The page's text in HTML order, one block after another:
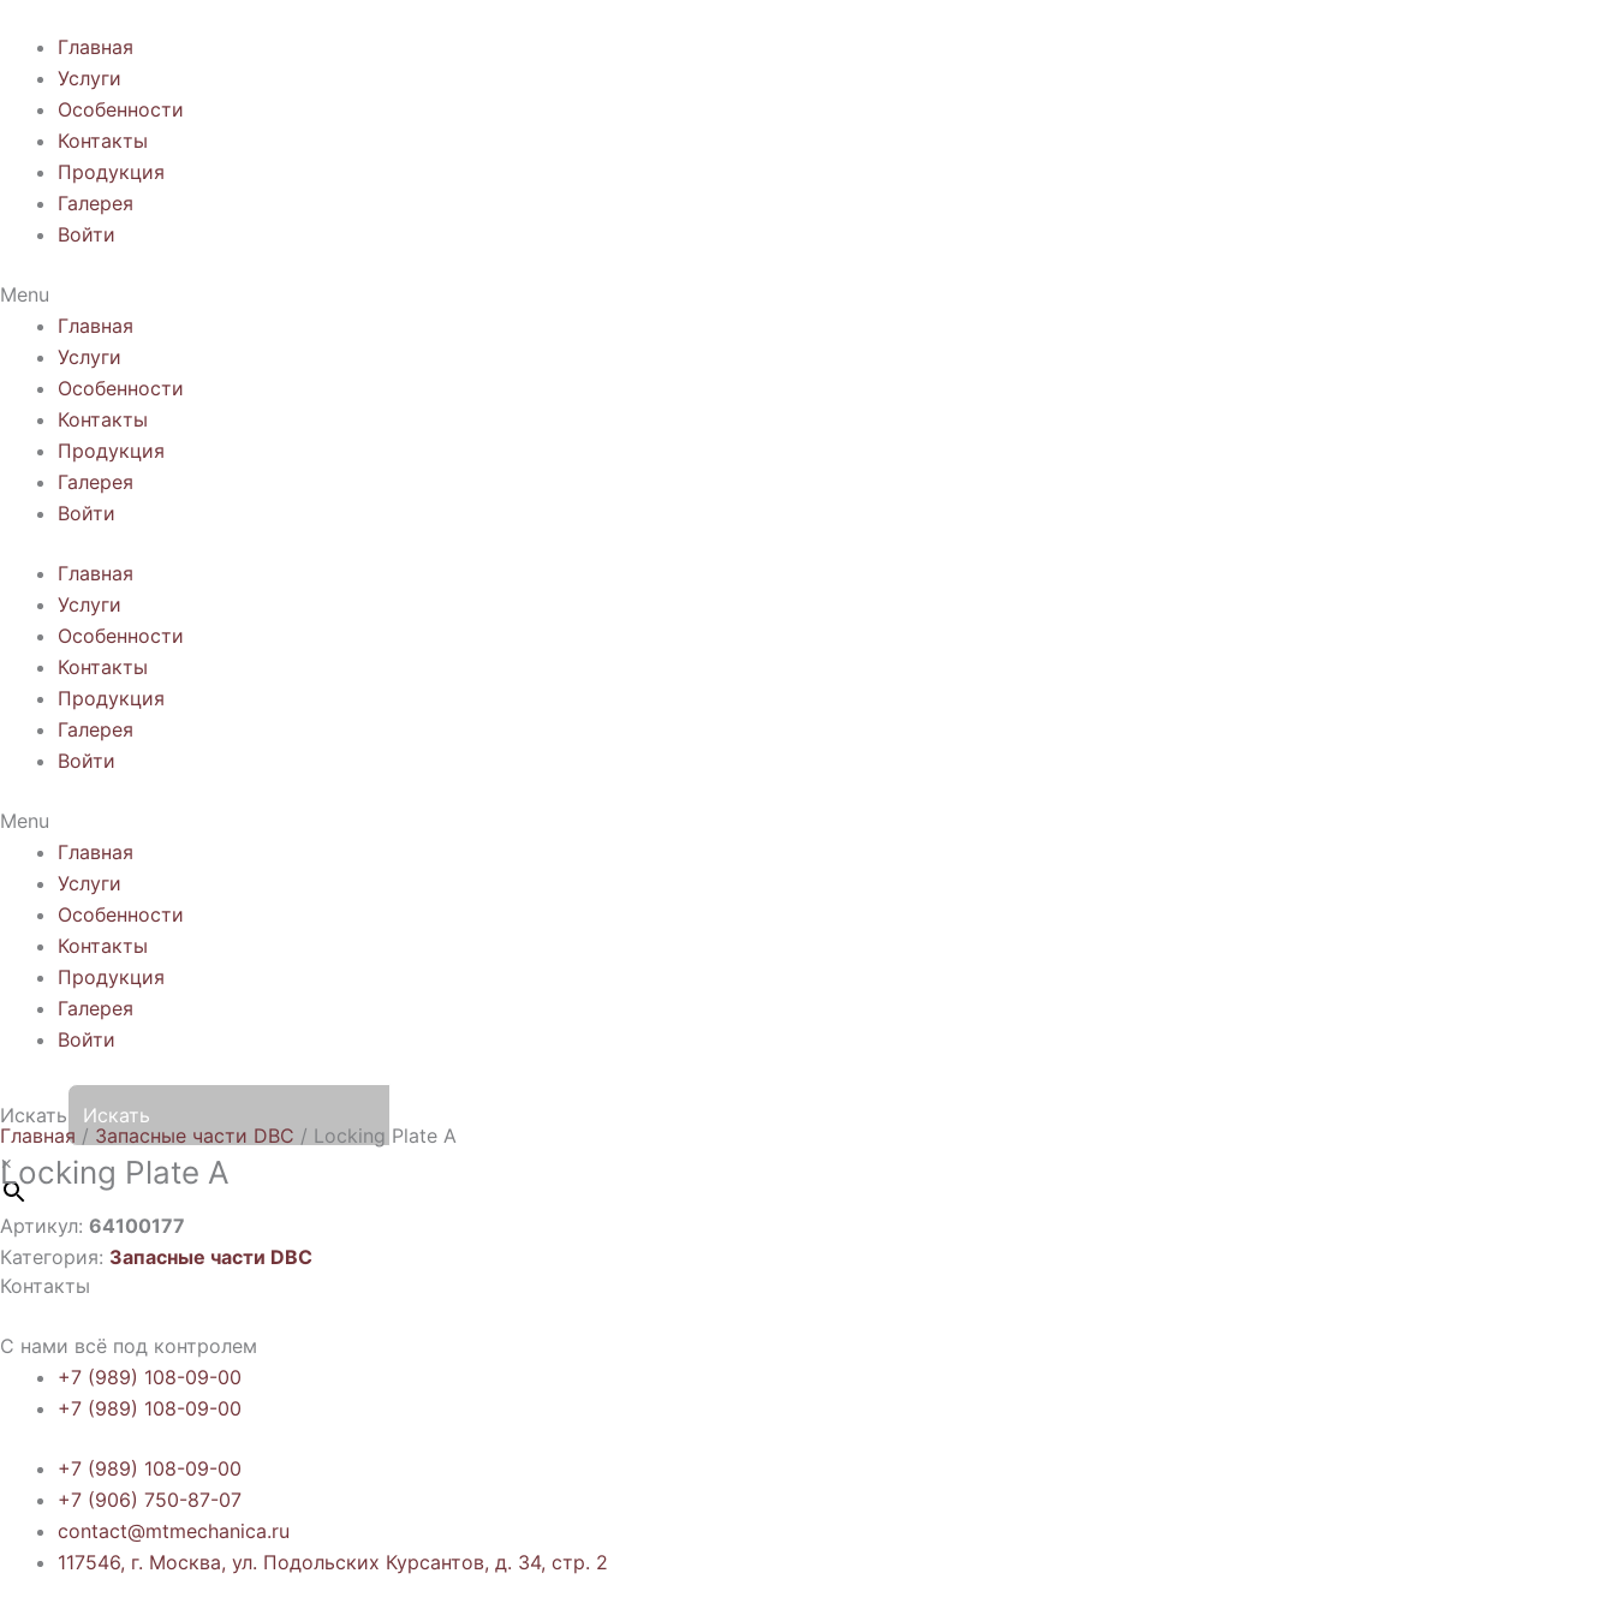
содержимому
Главная
Услуги
Особенности
Контакты
Продукция
Галерея
Войти
Menu
Главная
Услуги
Особенности
Контакты
Продукция
Галерея
Войти
Главная
Услуги
Особенности
Контакты
Продукция
Галерея
Войти
Menu
Главная
Услуги
Особенности
Контакты
Продукция
Галерея
Войти
Искать
×
Главная / Запасные части DBC / Locking Plate A
Locking Plate A
Артикул: 64100177
Категория: Запасные части DBC
Контакты
С нами всё под контролем
+7 (989) 108-09-00
+7 (989) 108-09-00
+7 (989) 108-09-00
+7 (906) 750-87-07
contact@mtmechanica.ru
117546, г. Москва, ул. Подольских Курсантов, д. 34, стр. 2